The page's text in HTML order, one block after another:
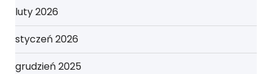
luty 2026
styczeń 2026
grudzień 2025